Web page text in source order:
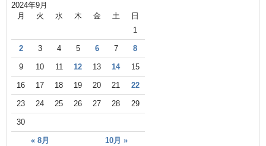
2024年9月
月 火 水 木 金 土 日
« 8月 10月 »
1
2 3 4 5 6 7 8
9 10 11 12 13 14 15
16 17 18 19 20 21 22
23 24 25 26 27 28 29
30